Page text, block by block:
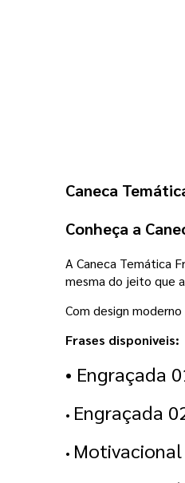
Caneca
Conheça a
A Caneca Temática
mesma do jeito que
Com design
Frases disponiveis:
• Engraçada
• Engraçada
• Motivacional